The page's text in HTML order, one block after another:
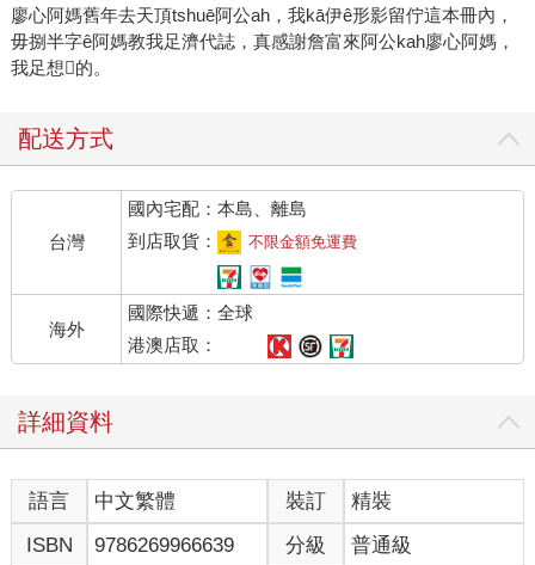
廖心阿媽舊年去天頂tshuē阿公ah，我kā伊ê形影留佇這本冊內，
毋捌半字ê阿媽教我足濟代誌，真感謝詹富來阿公kah廖心阿媽，
我足想𪜶的。
配送方式
台灣
國內宅配：本島、離島
到店取貨：
不限金額免運費
海外
國際快遞：全球
港澳店取：
詳細資料
語言 中文繁體 裝訂
精裝
ISBN
9786269966639 分級 普通級